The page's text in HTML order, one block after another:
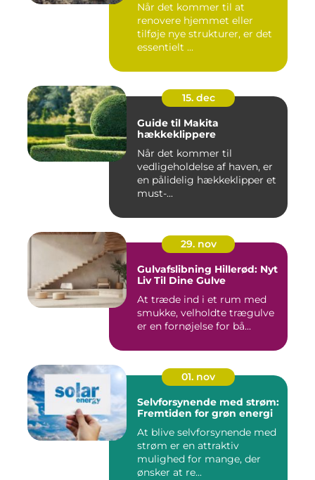
Når det kommer til at
renovere hjemmet eller
tilføje nye strukturer, er det
essentielt ...
15. dec
Guide til Makita
hækkeklippere
Når det kommer til
vedligeholdelse af haven, er
en pålidelig hækkeklipper et
must-...
29. nov
Gulvafslibning Hillerød: Nyt
Liv Til Dine Gulve
At træde ind i et rum med
smukke, velholdte trægulve
er en fornøjelse for bå...
01. nov
Selvforsynende med strøm:
Fremtiden for grøn energi
At blive selvforsynende med
strøm er en attraktiv
mulighed for mange, der
ønsker at re...